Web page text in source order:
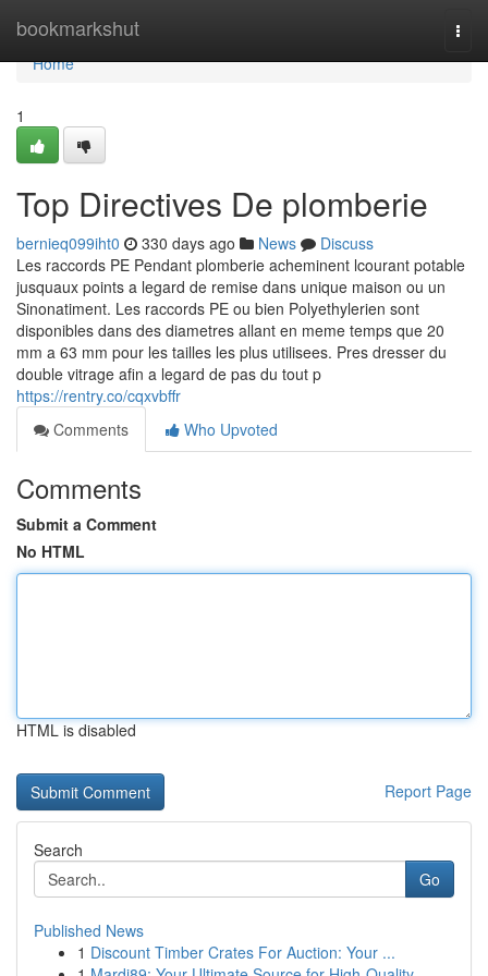
bookmarkshut
Home
Home
1
Top Directives De plomberie
bernieq099iht0 330 days ago News
Discuss
Les raccords PE Pendant plomberie acheminent lcourant potable
jusquaux points a legard de remise dans unique maison ou un
Sinonatiment. Les raccords PE ou bien Polyethylerien sont
disponibles dans des diametres allant en meme temps que 20
mm a 63 mm pour les tailles les plus utilisees. Pres dresser du
double vitrage afin a legard de pas du tout p
https://rentry.co/cqxvbffr
Comments
Who Upvoted
Comments
Submit a Comment
No HTML
HTML is disabled
Report Page
Search
Go
Published News
1 Discount Timber Crates For Auction: Your ...